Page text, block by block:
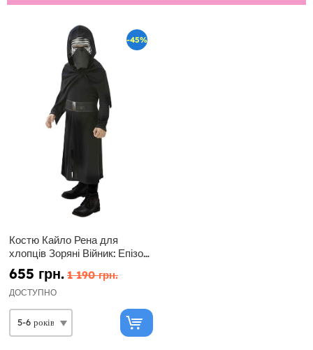
-45%
Костю Кайло Рена для
хлопців Зоряні Війник: Епізод
7
655 грн. 1 190 грн.
ДОСТУПНО